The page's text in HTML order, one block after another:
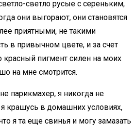
светло русые с сереньким,
они выгорают, они становятся
приятными, не такими
в привычном цвете, и за счет
красный пигмент силен на моих
на мне смотрится.
парикмахер, я никогда не
я крашусь в домашних условиях,
я та еще свинья и могу замазать